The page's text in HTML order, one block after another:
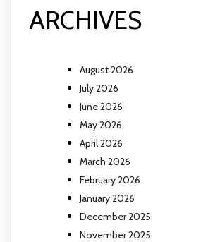
ARCHIVES
August 2026
July 2026
June 2026
May 2026
April 2026
March 2026
February 2026
January 2026
December 2025
November 2025